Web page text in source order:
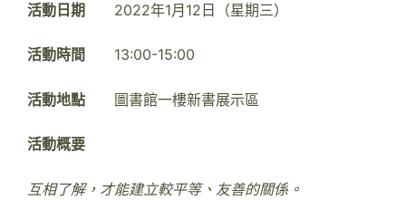
活動日期 2022年1月12日（星期三）
活動時間 13:00-15:00
活動地點 圖書館一樓新書展示區
活動概要
互相了解，才能建立較平等、友善的關係。